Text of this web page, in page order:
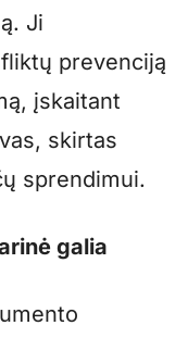
Ji
prevenciją
įskaitant
skirtas
sprendimui.
galia